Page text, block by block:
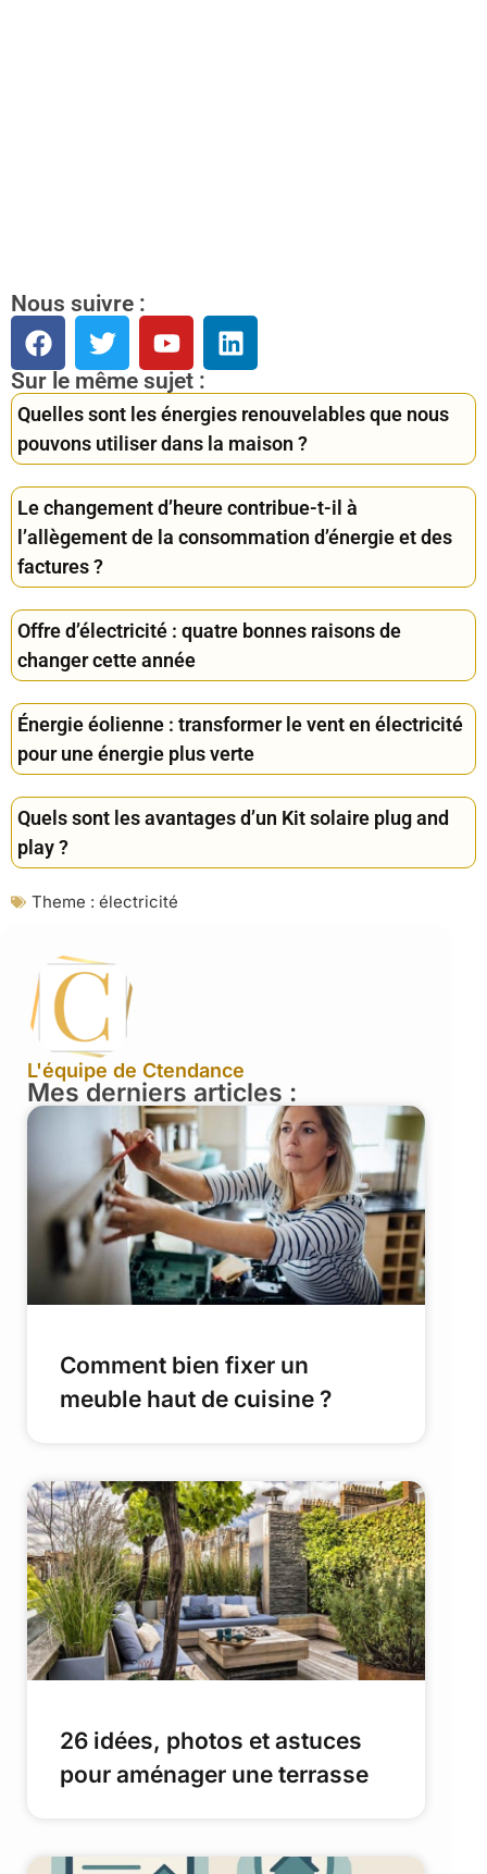
Nous suivre :
Sur le même sujet :
Quelles sont les énergies renouvelables que nous
pouvons utiliser dans la maison ?
Le changement d’heure contribue-t-il à
l’allègement de la consommation d’énergie et des
factures ?
Offre d’électricité : quatre bonnes raisons de
changer cette année
Énergie éolienne : transformer le vent en électricité
pour une énergie plus verte
Quels sont les avantages d’un Kit solaire plug and
play ?
Theme : électricité
L'équipe de Ctendance
Mes derniers articles :
Comment bien fixer un
meuble haut de cuisine ?
26 idées, photos et astuces
pour aménager une terrasse